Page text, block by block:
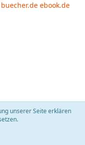
buecher.de ebook.de
führt
unserer Seite erklären